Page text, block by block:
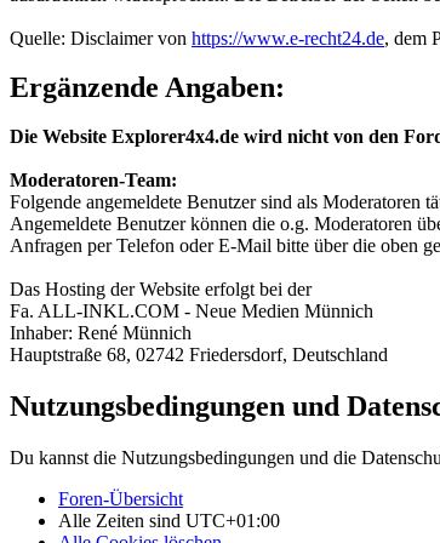
Quelle: Disclaimer von https://www.e-recht24.de, dem
Ergänzende Angaben:
Die Website Explorer4x4.de wird nicht von den
Moderatoren-Team:
Folgende angemeldete Benutzer sind als Moderatoren
Angemeldete Benutzer können die o.g. Moderatoren
Anfragen per Telefon oder E-Mail bitte über die oben
Das Hosting der Website erfolgt bei der
Fa. ALL-INKL.COM - Neue Medien Münnich
Inhaber: René Münnich
Hauptstraße 68, 02742 Friedersdorf, Deutschland
Nutzungsbedingungen und
Du kannst die Nutzungsbedingungen und die
Foren-Übersicht
Alle Zeiten sind UTC+01:00